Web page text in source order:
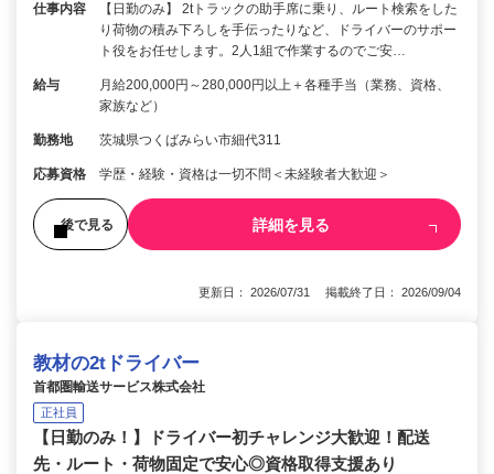
仕事内容
【日勤のみ】 2tトラックの助手席に乗り、ルート検索をした
り荷物の積み下ろしを手伝ったりなど、ドライバーのサポー
ト役をお任せします。2人1組で作業するのでご安…
給与
月給200,000円～280,000円以上＋各種手当（業務、資格、
家族など）
勤務地 茨城県つくばみらい市細代311
応募資格 学歴・経験・資格は一切不問＜未経験者大歓迎＞
後で見る 詳細を見る
更新日： 2026/07/31 掲載終了日： 2026/09/04
教材の2tドライバー
首都圏輸送サービス株式会社
正社員
【日勤のみ！】ドライバー初チャレンジ大歓迎！配送
先・ルート・荷物固定で安心◎資格取得支援あり